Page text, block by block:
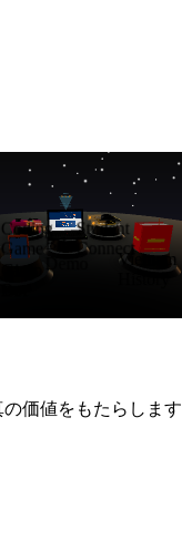
Bds
Vietnam
Coding
Game
Student
Connect
価値をもたらします